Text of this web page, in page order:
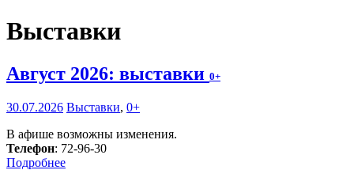
Выставки
Август 2026: выставки 0+
30.07.2026 Выставки, 0+
В афише возможны изменения.
Телефон: 72-96-30
Подробнее